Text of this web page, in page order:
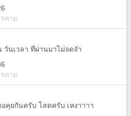
คาม
นเวลา ที่ผ่านมาไม่จดจำ
คาม
คุยกันครับ โสดครับ เหงาาาา